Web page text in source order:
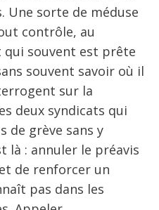
Une sorte de méduse
contrôle, au
souvent est prête
souvent savoir où il
sur la
deux syndicats qui
de grève sans y
là : annuler le préavis
de renforcer un
pas dans les